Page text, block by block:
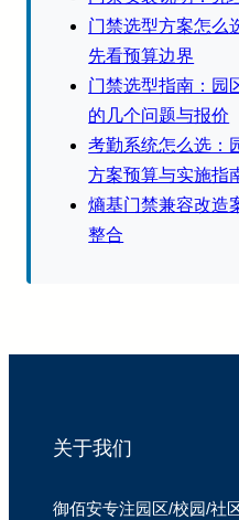
门禁选型方案怎么
先看预算边界
门禁选型指南：园
的几个问题与报价
考勤系统怎么选：
方案预算与实施指
熵基门禁兼容改造
整合
关于我们
御佰安专注园区/校园/社